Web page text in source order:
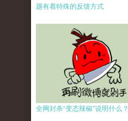
题有着特殊的反馈方式
全网封杀“变态辣椒”说明什么？